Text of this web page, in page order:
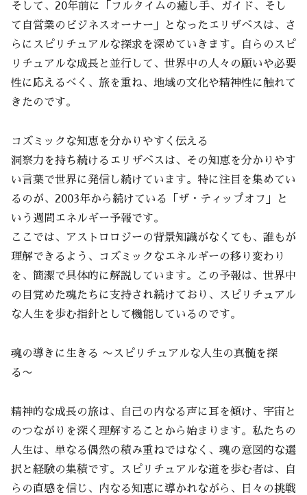
そして、20年前に「フルタイムの癒し手、ガイド、そし
て自営業のビジネスオーナー」となったエリザベスは、さ
らにスピリチュアルな探求を深めていきます。自らのスピ
リチュアルな成長と並行して、世界中の人々の願いや必要
性に応えるべく、旅を重ね、地域の文化や精神性に触れて
きたのです。
コズミックな知恵を分かりやすく伝える
洞察力を持ち続けるエリザベスは、その知恵を分かりやす
い言葉で世界に発信し続けています。特に注目を集めてい
るのが、2003年から続けている「ザ・ティップオフ」と
いう週間エネルギー予報です。
ここでは、アストロロジーの背景知識がなくても、誰もが
理解できるよう、コズミックなエネルギーの移り変わり
を、簡潔で具体的に解説しています。この予報は、世界中
の目覚めた魂たちに支持され続けており、スピリチュアル
な人生を歩む指針として機能しているのです。
魂の導きに生きる 〜スピリチュアルな人生の真髄を探
る〜
精神的な成長の旅は、自己の内なる声に耳を傾け、宇宙と
のつながりを深く理解することから始まります。私たちの
人生は、単なる偶然の積み重ねではなく、魂の意図的な選
択と経験の集積です。スピリチュアルな道を歩む者は、自
らの直感を信じ、内なる知恵に導かれながら、日々の挑戦